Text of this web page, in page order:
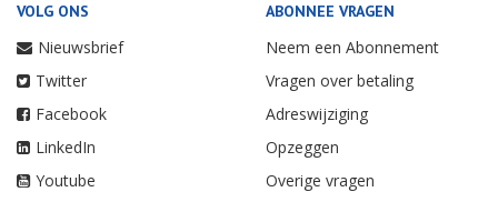
VOLG ONS
Nieuwsbrief
Twitter
Facebook
LinkedIn
Youtube
ABONNEE VRAGEN
Neem een Abonnement
Vragen over betaling
Adreswijziging
Opzeggen
Overige vragen